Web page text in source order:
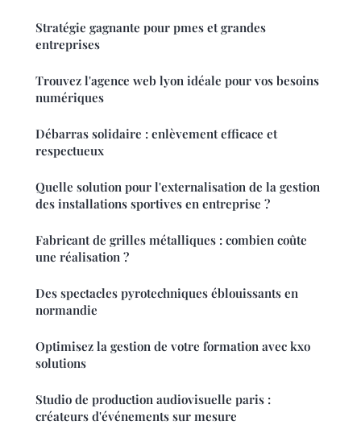
Stratégie gagnante pour pmes et grandes
entreprises
Trouvez l'agence web lyon idéale pour vos besoins
numériques
Débarras solidaire : enlèvement efficace et
respectueux
Quelle solution pour l'externalisation de la gestion
des installations sportives en entreprise ?
Fabricant de grilles métalliques : combien coûte
une réalisation ?
Des spectacles pyrotechniques éblouissants en
normandie
Optimisez la gestion de votre formation avec kxo
solutions
Studio de production audiovisuelle paris :
créateurs d'événements sur mesure